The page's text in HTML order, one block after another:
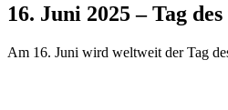
16. Juni 2025 – Tag
Am 16. Juni wird weltweit der Tag